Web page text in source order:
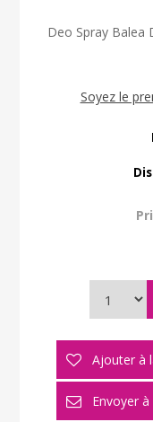
Deo Spray Balea
Soyez le